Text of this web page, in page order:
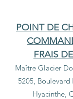
POINT DE
FRAIS
Maître Glacier
5205, Boulevard
Hyacinthe,